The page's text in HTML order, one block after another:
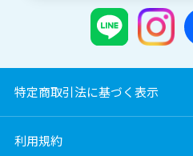
特定商取引法に基づく表示
利用規約